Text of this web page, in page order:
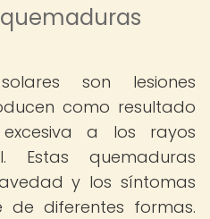
son lesiones
como resultado
a los rayos
Estas quemaduras
y los síntomas
de diferentes formas.